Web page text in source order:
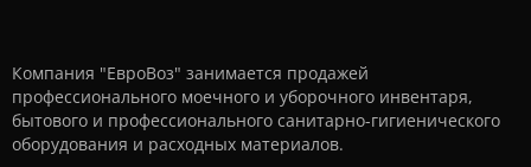
Компания "ЕвроВоз" занимается продажей
профессионального моечного и уборочного инвентаря,
бытового и профессионального санитарно-гигиенического
оборудования и расходных материалов.